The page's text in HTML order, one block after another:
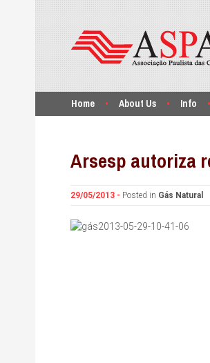
Home About Us Info
Arsesp autoriza
29/05/2013 - Posted in Gás Natural